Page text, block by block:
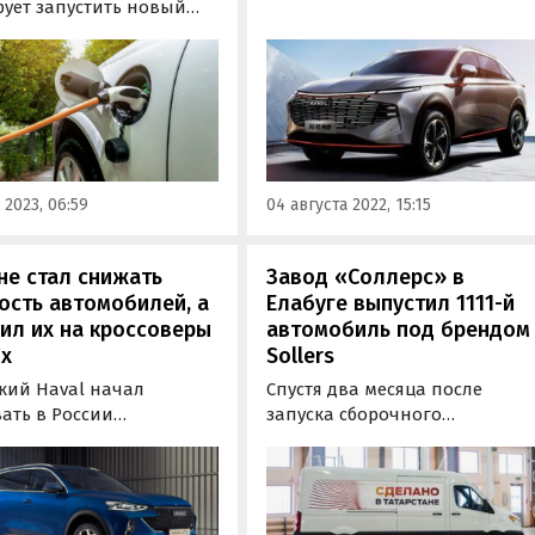
запустить новый
электромобилей в
Согласно
компании,
в создание этой
составят 3,97
06:59
в России. Косвенным намеком
на это стал патент на его
дизайн, изображения которого
«Автоновости дня»
обнаружили в открытой базе
ФИПС.
04 августа 2022, 15:15
стал снижать
автомобилей, а
их на кроссоверы
Haval начал
в России
которые с
«прошлогодними»
на 50 – 200 тысяч
Завод «Соллерс» в
Елабуге выпустил 1111-й
автомобиль под брендом
Sollers
Спустя два месяца после
запуска сборочного
Алабуга» выпустил 1111-й
автомобиль Sollers. Им стал
цельнометаллический